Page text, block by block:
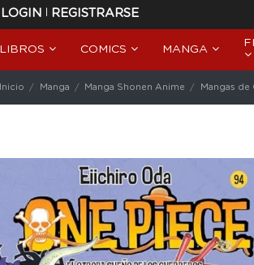
LOGIN | REGISTRARSE
LIBROS COMICS MANGA
Inicio Manga Manga Shonen Anime Mangas de